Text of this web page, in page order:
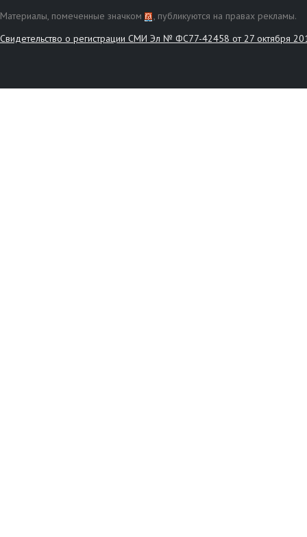
Материалы, помеченные значком
, публикуются на правах рекламы.
Свидетельство о регистрации СМИ Эл № ФС77-42458 от 27 октября